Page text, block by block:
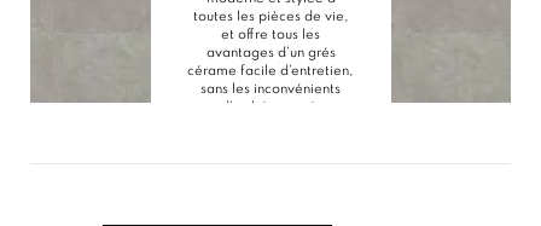
toutes les pièces de vie,
et offre tous les
avantages d’un grés
cérame facile d’entretien,
sans les inconvénients